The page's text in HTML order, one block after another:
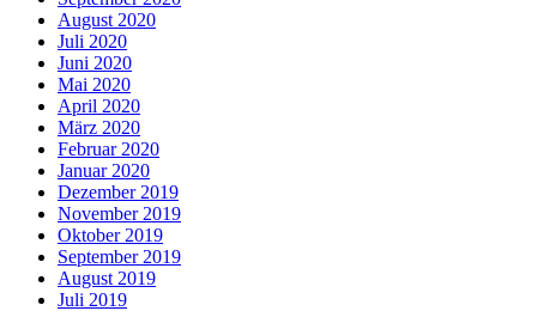
August 2020
Juli 2020
Juni 2020
Mai 2020
April 2020
März 2020
Februar 2020
Januar 2020
Dezember 2019
November 2019
Oktober 2019
September 2019
August 2019
Juli 2019